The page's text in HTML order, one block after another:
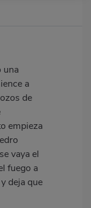
una
a
de
empieza
vaya el
fuego a
deja que